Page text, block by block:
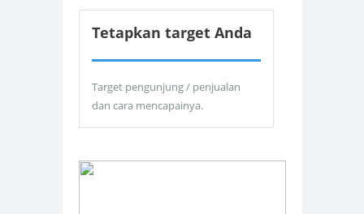
Tetapkan target Anda
Target pengunjung / penjualan
dan cara mencapainya.